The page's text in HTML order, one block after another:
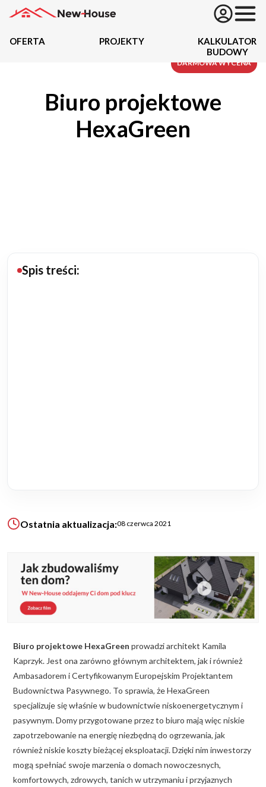
Ogrody
KALKULATOR BUDOWY
BLOG
O NAS
KONAKT
ZAPISZ SIĘ
OFERTA PROJEKTY
KALKULATOR
BUDOWY
Biuro projektowe
HexaGreen
Spis treści:
Ostatnia aktualizacja:08 czerwca 2021
Biuro projektowe HexaGreen prowadzi architekt Kamila
Kaprzyk. Jest ona zarówno głównym architektem, jak i również
Ambasadorem i Certyfikowanym Europejskim Projektantem
Budownictwa Pasywnego. To sprawia, że HexaGreen
specjalizuje się właśnie w budownictwie niskoenergetycznym i
pasywnym. Domy przygotowane przez to biuro mają więc niskie
zapotrzebowanie na energię niezbędną do ogrzewania, jak
również niskie koszty bieżącej eksploatacji. Dzięki nim inwestorzy
mogą spełniać swoje marzenia o domach nowoczesnych,
komfortowych, zdrowych, tanich w utrzymaniu i przyjaznych
DARMOWA WYCENA